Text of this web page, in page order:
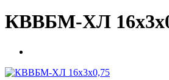
КВВБМ-ХЛ